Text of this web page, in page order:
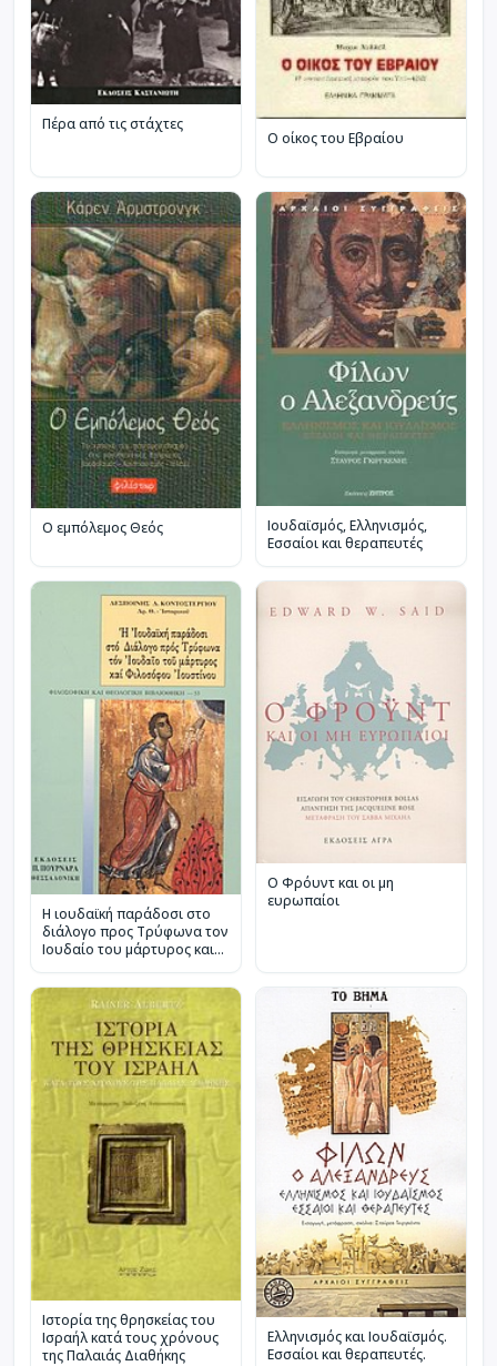
Πέρα από τις στάχτες
Ο οίκος του Εβραίου
Ο εμπόλεμος Θεός
Ιουδαϊσμός, Ελληνισμός,
Εσσαίοι και θεραπευτές
Η ιουδαϊκή παράδοσι στο
διάλογο προς Τρύφωνα τον
Ιουδαίο του μάρτυρος και
Ο Φρόυντ και οι μη
ευρωπαίοι
Ιστορία της θρησκείας του
Ισραήλ κατά τους χρόνους
της Παλαιάς Διαθήκης
Ελληνισμός και Ιουδαϊσμός.
Εσσαίοι και θεραπευτές.